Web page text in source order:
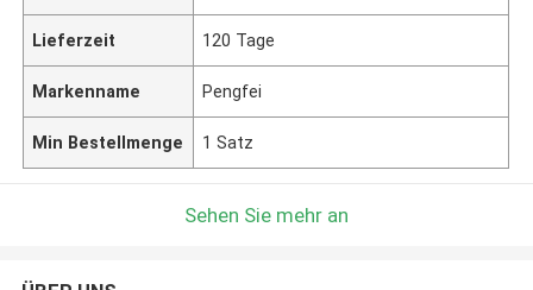
Lieferzeit 120 Tage
Markenname Pengfei
Min Bestellmenge 1 Satz
Sehen Sie mehr an